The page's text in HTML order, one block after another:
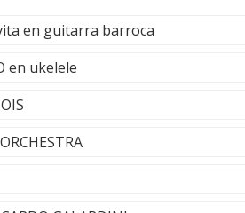
en guitarra barroca
en ukelele